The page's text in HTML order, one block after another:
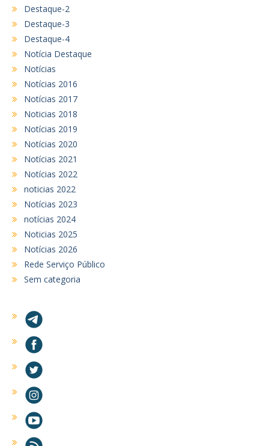
Destaque-2
Destaque-3
Destaque-4
Notícia Destaque
Notícias
Notícias 2016
Notícias 2017
Noticias 2018
Notícias 2019
Notícias 2020
Notícias 2021
Notícias 2022
noticias 2022
Notícias 2023
notícias 2024
Noticias 2025
Notícias 2026
Rede Serviço Público
Sem categoria